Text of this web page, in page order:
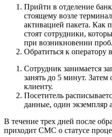
Прийти в отделение
стоящему возле
активацией пакета. Как
стоят сотрудники,
при возникновении
Обратиться к оператору
Сотрудник занимается
занять до 5 минут. Затем
клиенту.
Посетитель
данные, один экземпляр
В течение трех дней после
приходит СМС о статусе